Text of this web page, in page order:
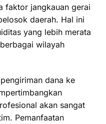
faktor jangkauan gerai
daerah. Hal ini
yang lebih merata
wilayah
dana ke
akan sangat
Pemanfaatan